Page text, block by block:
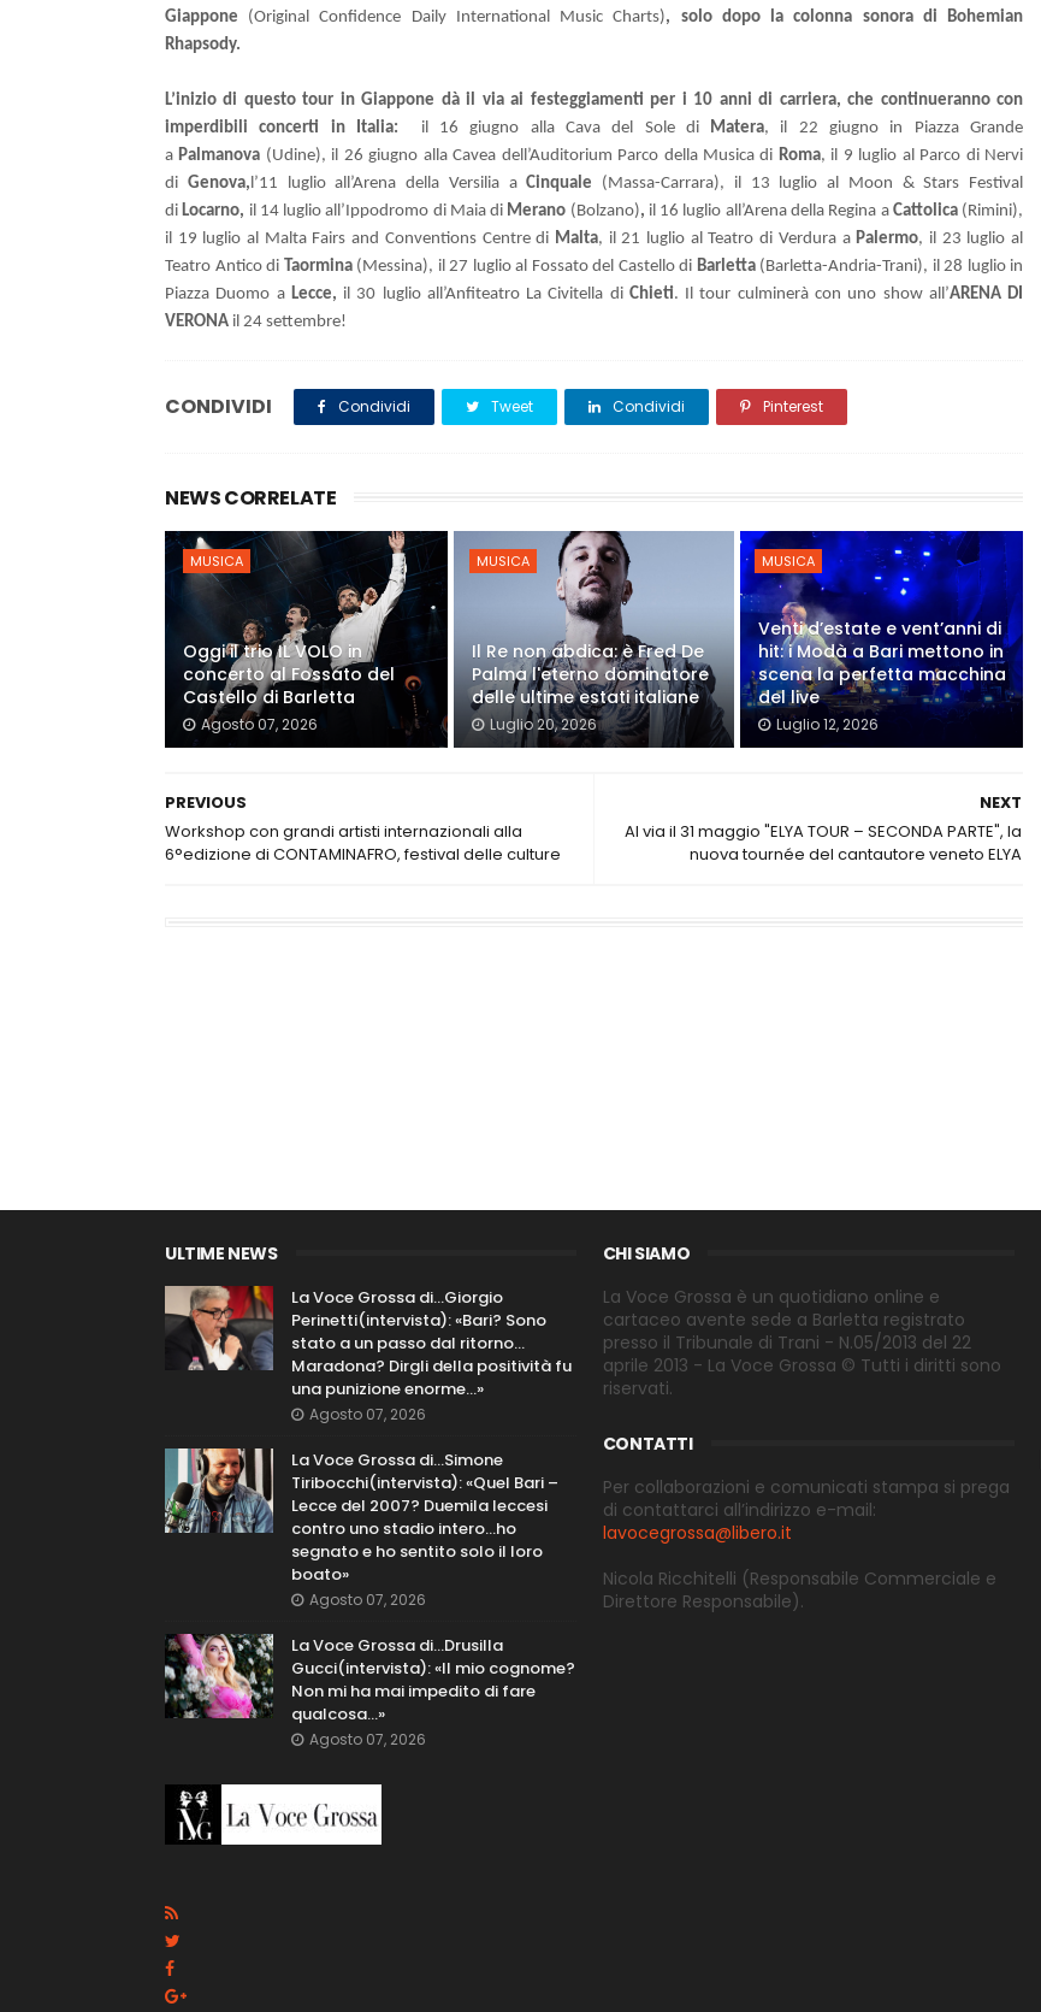
Giappone (Original Confidence Daily International Music Charts), solo dopo la colonna sonora di Bohemian
Rhapsody.
L’inizio di questo tour in Giappone dà il via ai festeggiamenti per i 10 anni di carriera, che continueranno con
imperdibili concerti in Italia: il 16 giugno alla Cava del Sole di Matera, il 22 giugno in Piazza Grande
aPalmanova (Udine), il 26 giugno alla Cavea dell’Auditorium Parco della Musica di Roma, il 9 luglio al Parco di Nervi
di Genova,l’11 luglio all’Arena della Versilia aCinquale (Massa-Carrara), il 13 luglio al Moon & Stars Festival
diLocarno, il 14 luglio all’Ippodromo di Maia di Merano (Bolzano), il 16 luglio all’Arena della Regina a Cattolica (Rimini),
il 19 luglio al Malta Fairs and Conventions Centre di Malta, il 21 luglio al Teatro di Verdura aPalermo, il 23 luglio al
Teatro Antico di Taormina (Messina), il 27 luglio al Fossato del Castello di Barletta (Barletta-Andria-Trani), il 28 luglio in
Piazza Duomo a Lecce, il 30 luglio all’Anfiteatro La Civitella di Chieti. Il tour culminerà con uno show all’ARENA DI
VERONA il 24 settembre!
CONDIVIDI Condividi Tweet Condividi Pinterest
NEWS CORRELATE
MUSICA
Oggi il trio IL VOLO in
concerto al Fossato del
Castello di Barletta
Agosto 07, 2026
MUSICA
Il Re non abdica: è Fred De
Palma l'eterno dominatore
delle ultime estati italiane
Luglio 20, 2026
MUSICA
Venti d’estate e vent’anni di
hit: i Modà a Bari mettono in
scena la perfetta macchina
del live
Luglio 12, 2026
NEXT
Al via il 31 maggio "ELYA TOUR – SECONDA PARTE", la
nuova tournée del cantautore veneto ELYA
PREVIOUS
Workshop con grandi artisti internazionali alla
6°edizione di CONTAMINAFRO, festival delle culture
ULTIME NEWS
La Voce Grossa di…Giorgio
Perinetti(intervista): «Bari? Sono
stato a un passo dal ritorno...
Maradona? Dirgli della positività fu
una punizione enorme…»
Agosto 07, 2026
La Voce Grossa di…Simone
Tiribocchi(intervista): «Quel Bari –
Lecce del 2007? Duemila leccesi
contro uno stadio intero...ho
segnato e ho sentito solo il loro
boato»
Agosto 07, 2026
La Voce Grossa di…Drusilla
Gucci(intervista): «Il mio cognome?
Non mi ha mai impedito di fare
qualcosa…»
Agosto 07, 2026
CHI SIAMO
La Voce Grossa è un quotidiano online e
cartaceo avente sede a Barletta registrato
presso il Tribunale di Trani - N.05/2013 del 22
aprile 2013 - La Voce Grossa © Tutti i diritti sono
riservati.
CONTATTI
Per collaborazioni e comunicati stampa si prega
di contattarci all’indirizzo e-mail:
lavocegrossa@libero.it
Nicola Ricchitelli (Responsabile Commerciale e
Direttore Responsabile).